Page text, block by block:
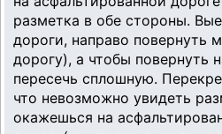
разметка в обе стороны.
дороги, направо повернуть
дорогу), а чтобы повернуть
пересечь сплошную.
что невозможно увидеть
окажешься на